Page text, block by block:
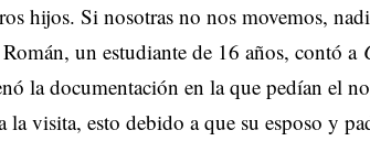
hijos. Si nosotras no nos movemos,
un estudiante de 16 años, contó a
la documentación en la que pedían el
la visita, esto debido a que su esposo y